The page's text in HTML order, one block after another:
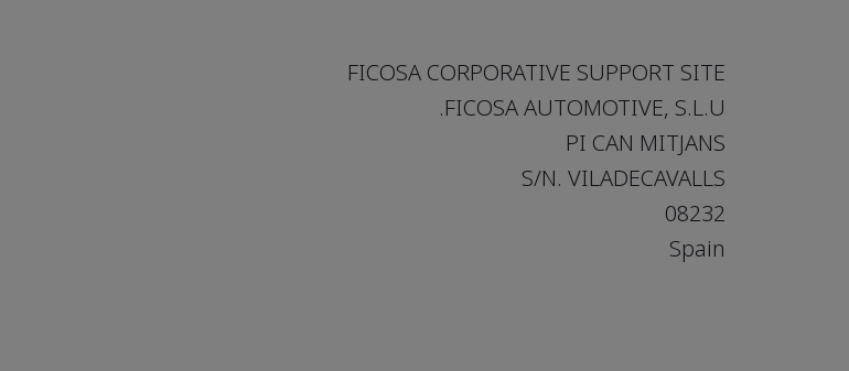
FICOSA CORPORATIVE SUPPORT SITE
FICOSA AUTOMOTIVE, S.L.U.
PI CAN MITJANS
S/N. VILADECAVALLS
08232
Spain